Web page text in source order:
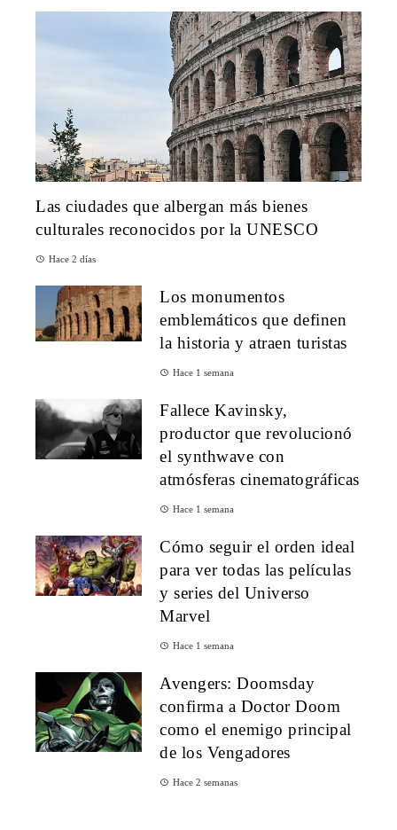
Las ciudades que albergan más bienes
culturales reconocidos por la UNESCO
Hace 2 días
Los monumentos
emblemáticos que definen
la historia y atraen turistas
Hace 1 semana
Fallece Kavinsky,
productor que revolucionó
el synthwave con
atmósferas cinematográficas
Hace 1 semana
Cómo seguir el orden ideal
para ver todas las películas
y series del Universo
Marvel
Hace 1 semana
Avengers: Doomsday
confirma a Doctor Doom
como el enemigo principal
de los Vengadores
Hace 2 semanas